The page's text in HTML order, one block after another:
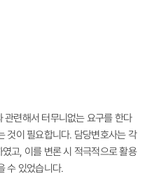
련해서 터무니없는 요구를 한다
것이 필요합니다. 담당변호사는 각
고, 이를 변론 시 적극적으로 활용
수 있었습니다.